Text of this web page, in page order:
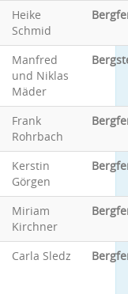
Heike
Schmid
Manfred
und Niklas
Mäder
Frank
Rohrbach
Kerstin
Görgen
Miriam
Kirchner
Carla Sledz